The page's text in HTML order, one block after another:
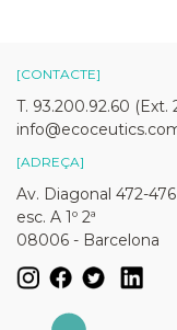
[CONTACTE]
T. 93.200.92.60 (Ext.
[ADREÇA]
Av. Diagonal 472-476
esc. A 1º 2ª
08006 - Barcelona